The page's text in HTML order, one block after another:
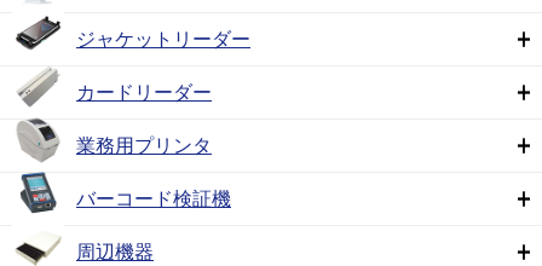
ジャケットリーダー
カードリーダー
業務用プリンタ
バーコード検証機
周辺機器